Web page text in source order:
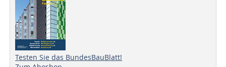
Testen Sie das BundesBauBlatt!